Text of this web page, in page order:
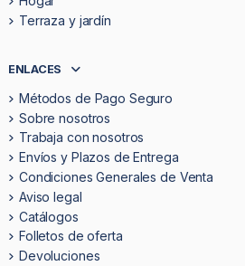
Terraza y jardín
ENLACES
Métodos de Pago Seguro
Sobre nosotros
Trabaja con nosotros
Envíos y Plazos de Entrega
Condiciones Generales de Venta
Aviso legal
Catálogos
Folletos de oferta
Devoluciones